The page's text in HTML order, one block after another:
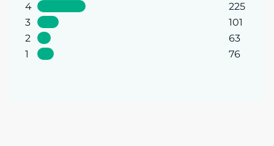
4
225
3
101
2
63
1
76